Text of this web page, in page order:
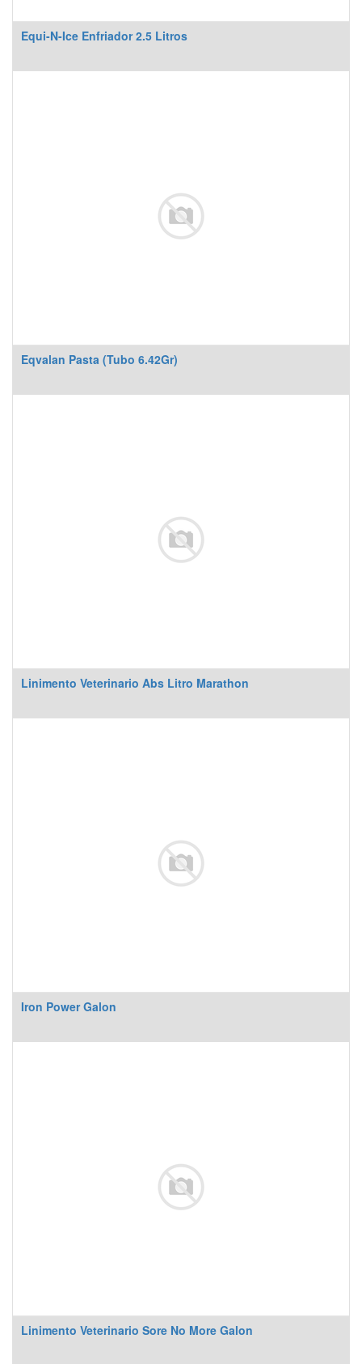
Equi-N-Ice Enfriador 2.5 Litros
Eqvalan Pasta (Tubo 6.42Gr)
Linimento Veterinario Abs Litro Marathon
Iron Power Galon
Linimento Veterinario Sore No More Galon